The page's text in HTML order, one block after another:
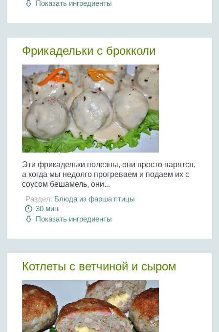
Бобовые
Показать ингредиенты
Фрикадельки с брокколи
Эти фрикадельки полезны, они просто варятся,
а когда мы недолго прогреваем и подаем их с
соусом бешамель, они...
Раздел: Блюда из фарша птицы
30 мин
Показать ингредиенты
Котлеты с ветчиной и сыром